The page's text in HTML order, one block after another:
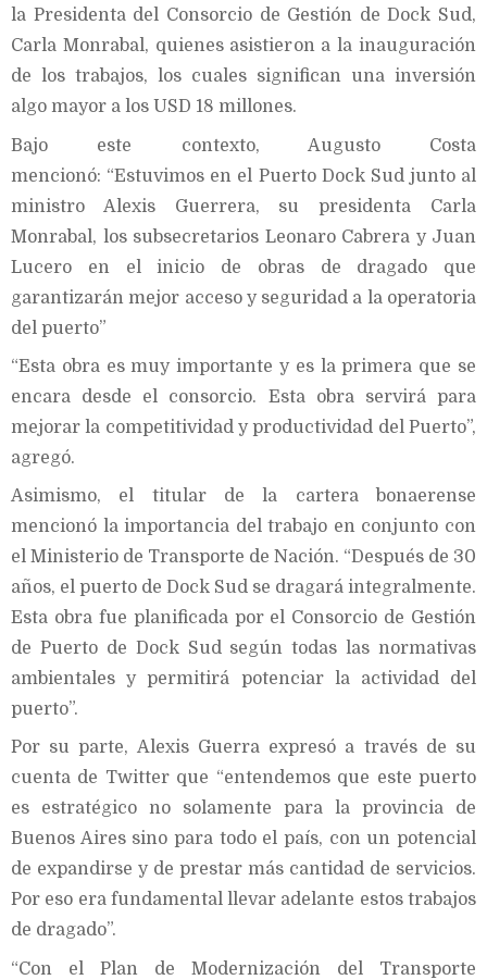
la Presidenta del Consorcio de Gestión de Dock Sud,
Carla Monrabal, quienes asistieron a la inauguración
de los trabajos, los cuales significan una inversión
algo mayor a los USD 18 millones.
Bajo este contexto, Augusto Costa
mencionó: “Estuvimos en el Puerto Dock Sud junto al
ministro Alexis Guerrera, su presidenta Carla
Monrabal, los subsecretarios Leonaro Cabrera y Juan
Lucero en el inicio de obras de dragado que
garantizarán mejor acceso y seguridad a la operatoria
del puerto”
“Esta obra es muy importante y es la primera que se
encara desde el consorcio. Esta obra servirá para
mejorar la competitividad y productividad del Puerto”,
agregó.
Asimismo, el titular de la cartera bonaerense
mencionó la importancia del trabajo en conjunto con
el Ministerio de Transporte de Nación. “Después de 30
años, el puerto de Dock Sud se dragará integralmente.
Esta obra fue planificada por el Consorcio de Gestión
de Puerto de Dock Sud según todas las normativas
ambientales y permitirá potenciar la actividad del
puerto”.
Por su parte, Alexis Guerra expresó a través de su
cuenta de Twitter que “entendemos que este puerto
es estratégico no solamente para la provincia de
Buenos Aires sino para todo el país, con un potencial
de expandirse y de prestar más cantidad de servicios.
Por eso era fundamental llevar adelante estos trabajos
de dragado”.
“Con el Plan de Modernización del Transporte